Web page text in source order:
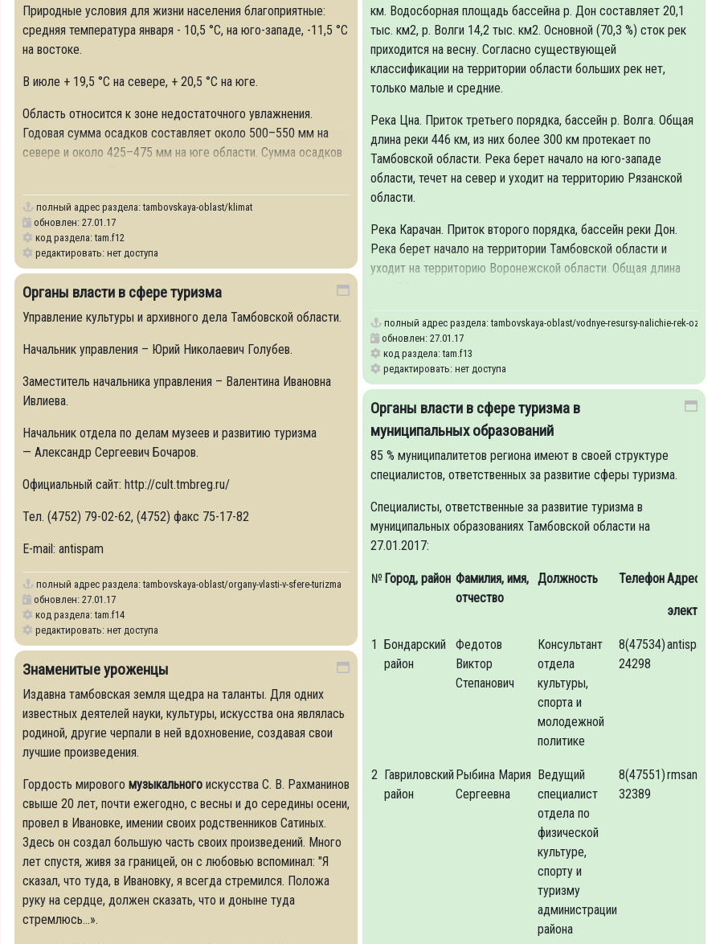
Природные условия для жизни населения благоприятные:
средняя температура января - 10,5 °C, на юго-западе, -11,5 °C
на востоке.
В июле + 19,5 °C на севере, + 20,5 °C на юге.
Область относится к зоне недостаточного увлажнения.
Годовая сумма осадков составляет около 500–550 мм на
севере и около 425–475 мм на юге области. Сумма осадков
полный адрес раздела:tambovskaya-oblast/klimat
обновлен: 27.01.17
код раздела: tam.f12
редактировать: нет доступа
км. Водосборная площадь бассейна р. Дон составляет 20,1
тыс. км2, р. Волги 14,2 тыс. км2. Основной (70,3 %) сток рек
приходится на весну. Согласно существующей
классификации на территории области больших рек нет,
только малые и средние.
Река Цна. Приток третьего порядка, бассейн р. Волга. Общая
длина реки 446 км, из них более 300 км протекает по
Тамбовской области. Река берет начало на юго-западе
области, течет на север и уходит на территорию Рязанской
области.
Река Карачан. Приток второго порядка, бассейн реки Дон.
Река берет начало на территории Тамбовской области и
уходит на территорию Воронежской области. Общая длина
полный адрес раздела:tambovskaya-oblast/vodnye-resursy-nalichie-rek-ozer
обновлен: 27.01.17
код раздела: tam.f13
редактировать: нет доступа
Органы власти в сфере туризма
Управление культуры и архивного дела Тамбовской области.
Начальник управления – Юрий Николаевич Голубев.
Заместитель начальника управления – Валентина Ивановна
Ивлиева.
Начальник отдела по делам музеев и развитию туризма
— Александр Сергеевич Бочаров.
Официальный сайт: http://cult.tmbreg.ru/
Тел. (4752) 79-02-62, (4752) факс 75-17-82
E-mail: antispam
полный адрес раздела:tambovskaya-oblast/organy-vlasti-v-sfere-turizma
обновлен: 27.01.17
код раздела: tam.f14
редактировать: нет доступа
Органы власти в сфере туризма в
муниципальных образований
85 % муниципалитетов региона имеют в своей структуре
специалистов, ответственных за развитие сферы туризма.
Специалисты, ответственные за развитие туризма в
муниципальных образованиях Тамбовской области на
27.01.2017:
№ Город, район Фамилия, имя,
отчество
Должность ТелефонАдрес
1 Бондарский
район
Федотов
Виктор
Степанович
Консультант
отдела
культуры,
спорта и
молодежной
политике
8(47534)
24298
antispam
2 Гавриловский
район
Рыбина Мария
Сергеевна
Ведущий
специалист
отдела по
физической
культуре,
спорту и
туризму
администрации
района
8(47551)
32389
Знаменитые уроженцы
Издавна тамбовская земля щедра на таланты. Для одних
известных деятелей науки, культуры, искусства она являлась
родиной, другие черпали в ней вдохновение, создавая свои
лучшие произведения.
Гордость мирового музыкального искусства С. В. Рахманинов
свыше 20 лет, почти ежегодно, с весны и до середины осени,
провел в Ивановке, имении своих родственников Сатиных.
Здесь он создал большую часть своих произведений. Много
лет спустя, живя за границей, он с любовью вспоминал: "Я
сказал, что туда, в Ивановку, я всегда стремился. Положа
руку на сердце, должен сказать, что и доныне туда
стремлюсь...».